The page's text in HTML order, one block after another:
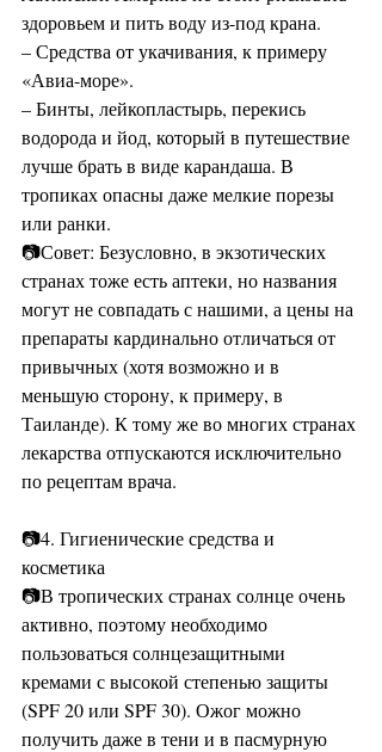
здоровьем и пить воду из-под крана.
– Средства от укачивания, к примеру
«Авиа-море».
– Бинты, лейкопластырь, перекись
водорода и йод, который в путешествие
лучше брать в виде карандаша. В
тропиках опасны даже мелкие порезы
или ранки.
📷Совет: Безусловно, в экзотических
странах тоже есть аптеки, но названия
могут не совпадать с нашими, а цены на
препараты кардинально отличаться от
привычных (хотя возможно и в
меньшую сторону, к примеру, в
Таиланде). К тому же во многих странах
лекарства отпускаются исключительно
по рецептам врача.
📷4. Гигиенические средства и
косметика
📷В тропических странах солнце очень
активно, поэтому необходимо
пользоваться солнцезащитными
кремами с высокой степенью защиты
(SPF 20 или SPF 30). Ожог можно
получить даже в тени и в пасмурную